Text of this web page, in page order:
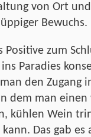
von Ort
Bewuchs.
Positive zum
Paradies
den Zugang
dem man
kühlen Wein
Das gab